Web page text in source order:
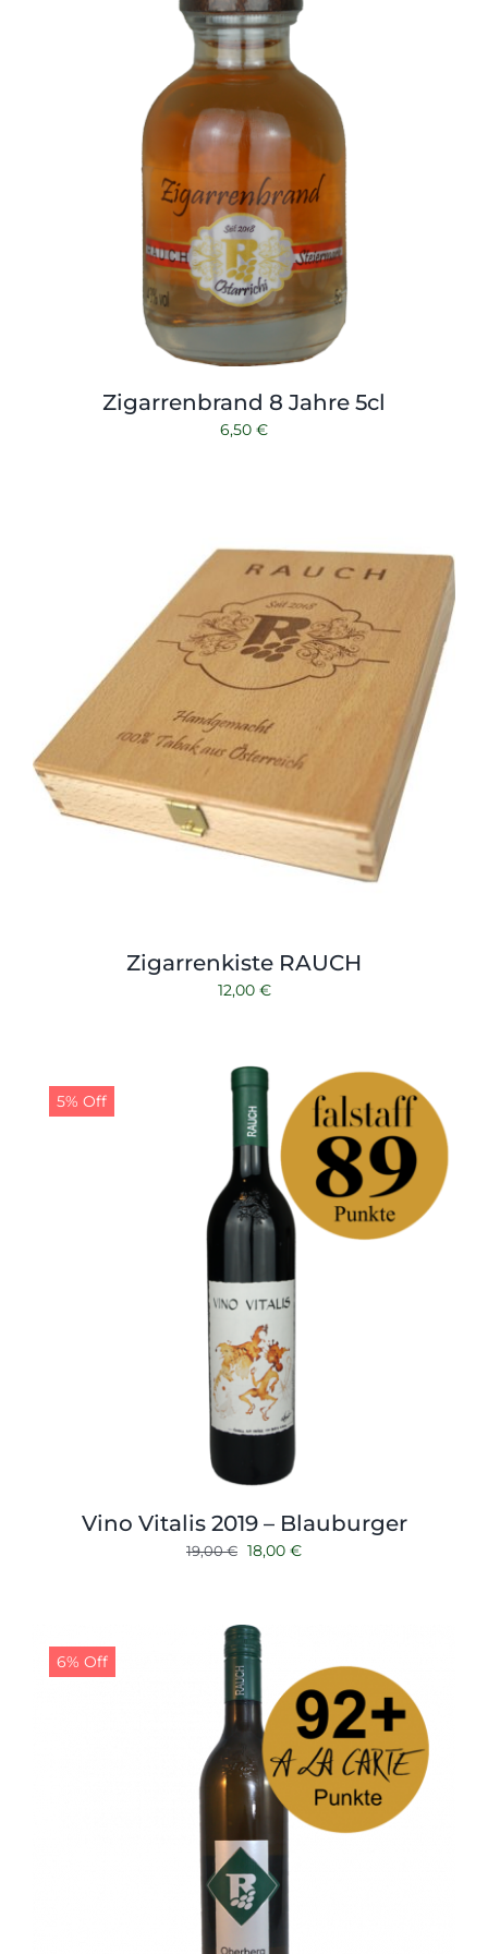
Zigarrenbrand 8 Jahre 5cl
6,50 €
Zigarrenkiste RAUCH
12,00 €
5% Off
Vino Vitalis 2019 – Blauburger
19,00€ Ursprünglicher
19,00 €
18,00 €Aktueller
6% Off